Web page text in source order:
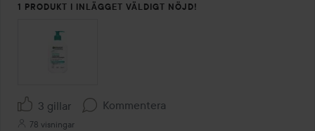
1 PRODUKT I INLÄGGET VÄLDIGT NÖJD!
3 gillar Kommentera
78 visningar